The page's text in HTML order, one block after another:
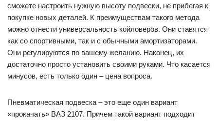
сможете настроить нужную высоту подвески, не прибегая к
покупке новых деталей. К преимуществам такого метода
можно отнести универсальность койловеров. Они ставятся
как со спортивными, так и с обычными амортизаторами.
Они регулируются по вашему желанию. Наконец, их
достаточно просто установить своими руками. Что касается
минусов, есть только один – цена вопроса.
Пневматическая подвеска – это еще один вариант
«прокачать» ВАЗ 2107. Причем такой вариант подходит